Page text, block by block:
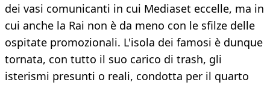
dei vasi comunicanti in cui Mediaset eccelle, ma in
cui anche la Rai non è da meno con le sfilze delle
ospitate promozionali. L'isola dei famosi è dunque
tornata, con tutto il suo carico di trash, gli
isterismi presunti o reali, condotta per il quarto